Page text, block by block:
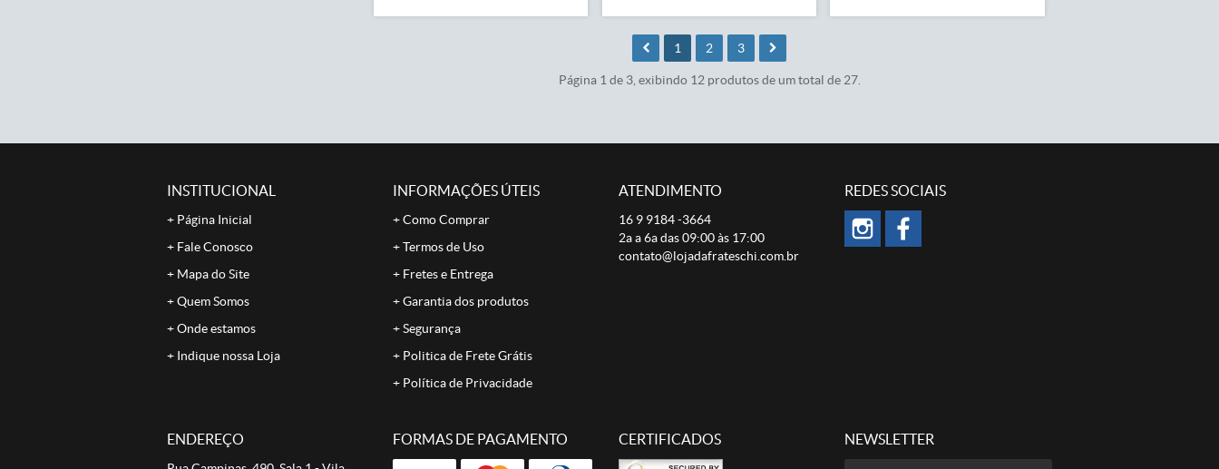
1 2 3
Página 1 de 3, exibindo 12 produtos de um total de 27.
INSTITUCIONAL
Página Inicial
Fale Conosco
Mapa do Site
Quem Somos
Onde estamos
Indique nossa Loja
INFORMAÇÕES ÚTEIS
Como Comprar
Termos de Uso
Fretes e Entrega
Garantia dos produtos
Segurança
Politica de Frete Grátis
Política de Privacidade
ATENDIMENTO
16 9 9184 -3664
2a a 6a das 09:00 às 17:00
contato@lojadafrateschi.com.br
REDES SOCIAIS
ENDEREÇO FORMAS DE PAGAMENTO CERTIFICADOS NEWSLETTER